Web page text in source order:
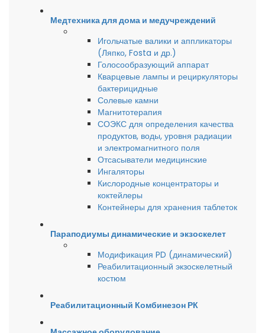
Медтехника для дома и медучреждений
Игольчатые валики и аппликаторы
(Ляпко, Fosta и др.)
Голосообразующий аппарат
Кварцевые лампы и рециркуляторы
бактерицидные
Солевые камни
Магнитотерапия
СОЭКС для определения качества
продуктов, воды, уровня радиации
и электромагнитного поля
Отсасыватели медицинские
Ингаляторы
Кислородные концентраторы и
коктейлеры
Контейнеры для хранения таблеток
Параподиумы динамические и экзоскелет
Модификация PD (динамический)
Реабилитационный экзоскелетный
костюм
Реабилитационный Комбинезон РК